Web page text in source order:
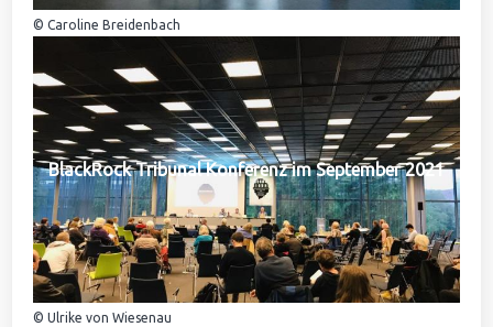
© Caroline Breidenbach
BlackRock Tribunal Konferenz im September 2021
© Ulrike von Wiesenau